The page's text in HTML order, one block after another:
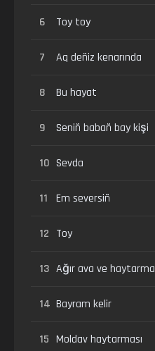
6 Toy toy
7 Aq deñiz kenarında
8 Bu hayat
9 Seniñ babañ bay kişi
10 Sevda
11 Em seversiñ
12 Toy
13 Ağır ava ve haytarma
14 Bayram kelir
15 Moldav haytarması